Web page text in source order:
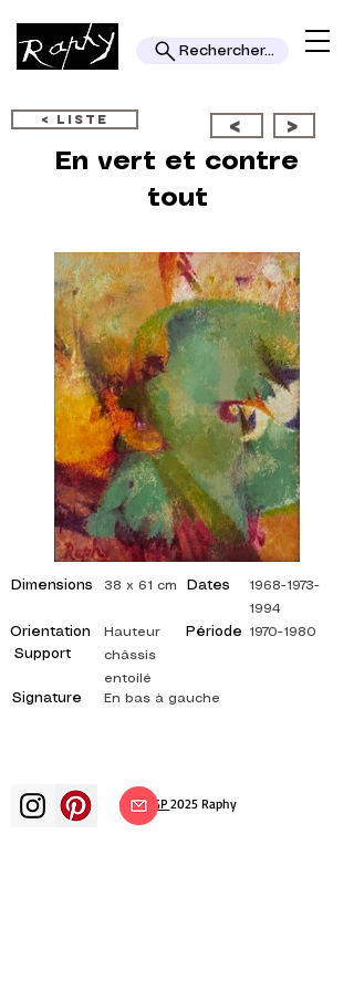
Rechercher...
< LISTE < >
En vert et contre
tout
Dimensions
Orientation
Support
Signature
38 x 61 cm Dates
Période
Hauteur
châssis
entoilé
En bas à gauche
1968-1973-
1994
1970-1980
© ADAGP 2025 Raphy